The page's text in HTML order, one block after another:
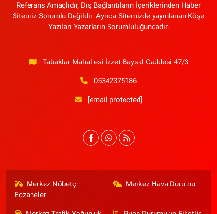
Referans Amaçlıdır, Dış Bağlantıların İçeriklerinden Haber
Sitemiz Sorumlu Değildir. Ayrıca Sitemizde yayınlanan Köşe
Yazıları Yazarların Sorumluluğundadır.
Tabaklar Mahallesi İzzet Baysal Caddesi 47/3
05342375186
[email protected]
Merkez Nöbetçi
Eczaneler
Merkez Hava Durumu